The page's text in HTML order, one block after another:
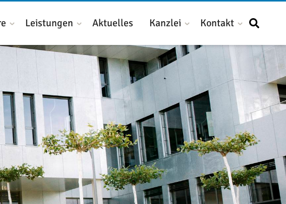
Leistungen Aktuelles Kanzlei Kontakt